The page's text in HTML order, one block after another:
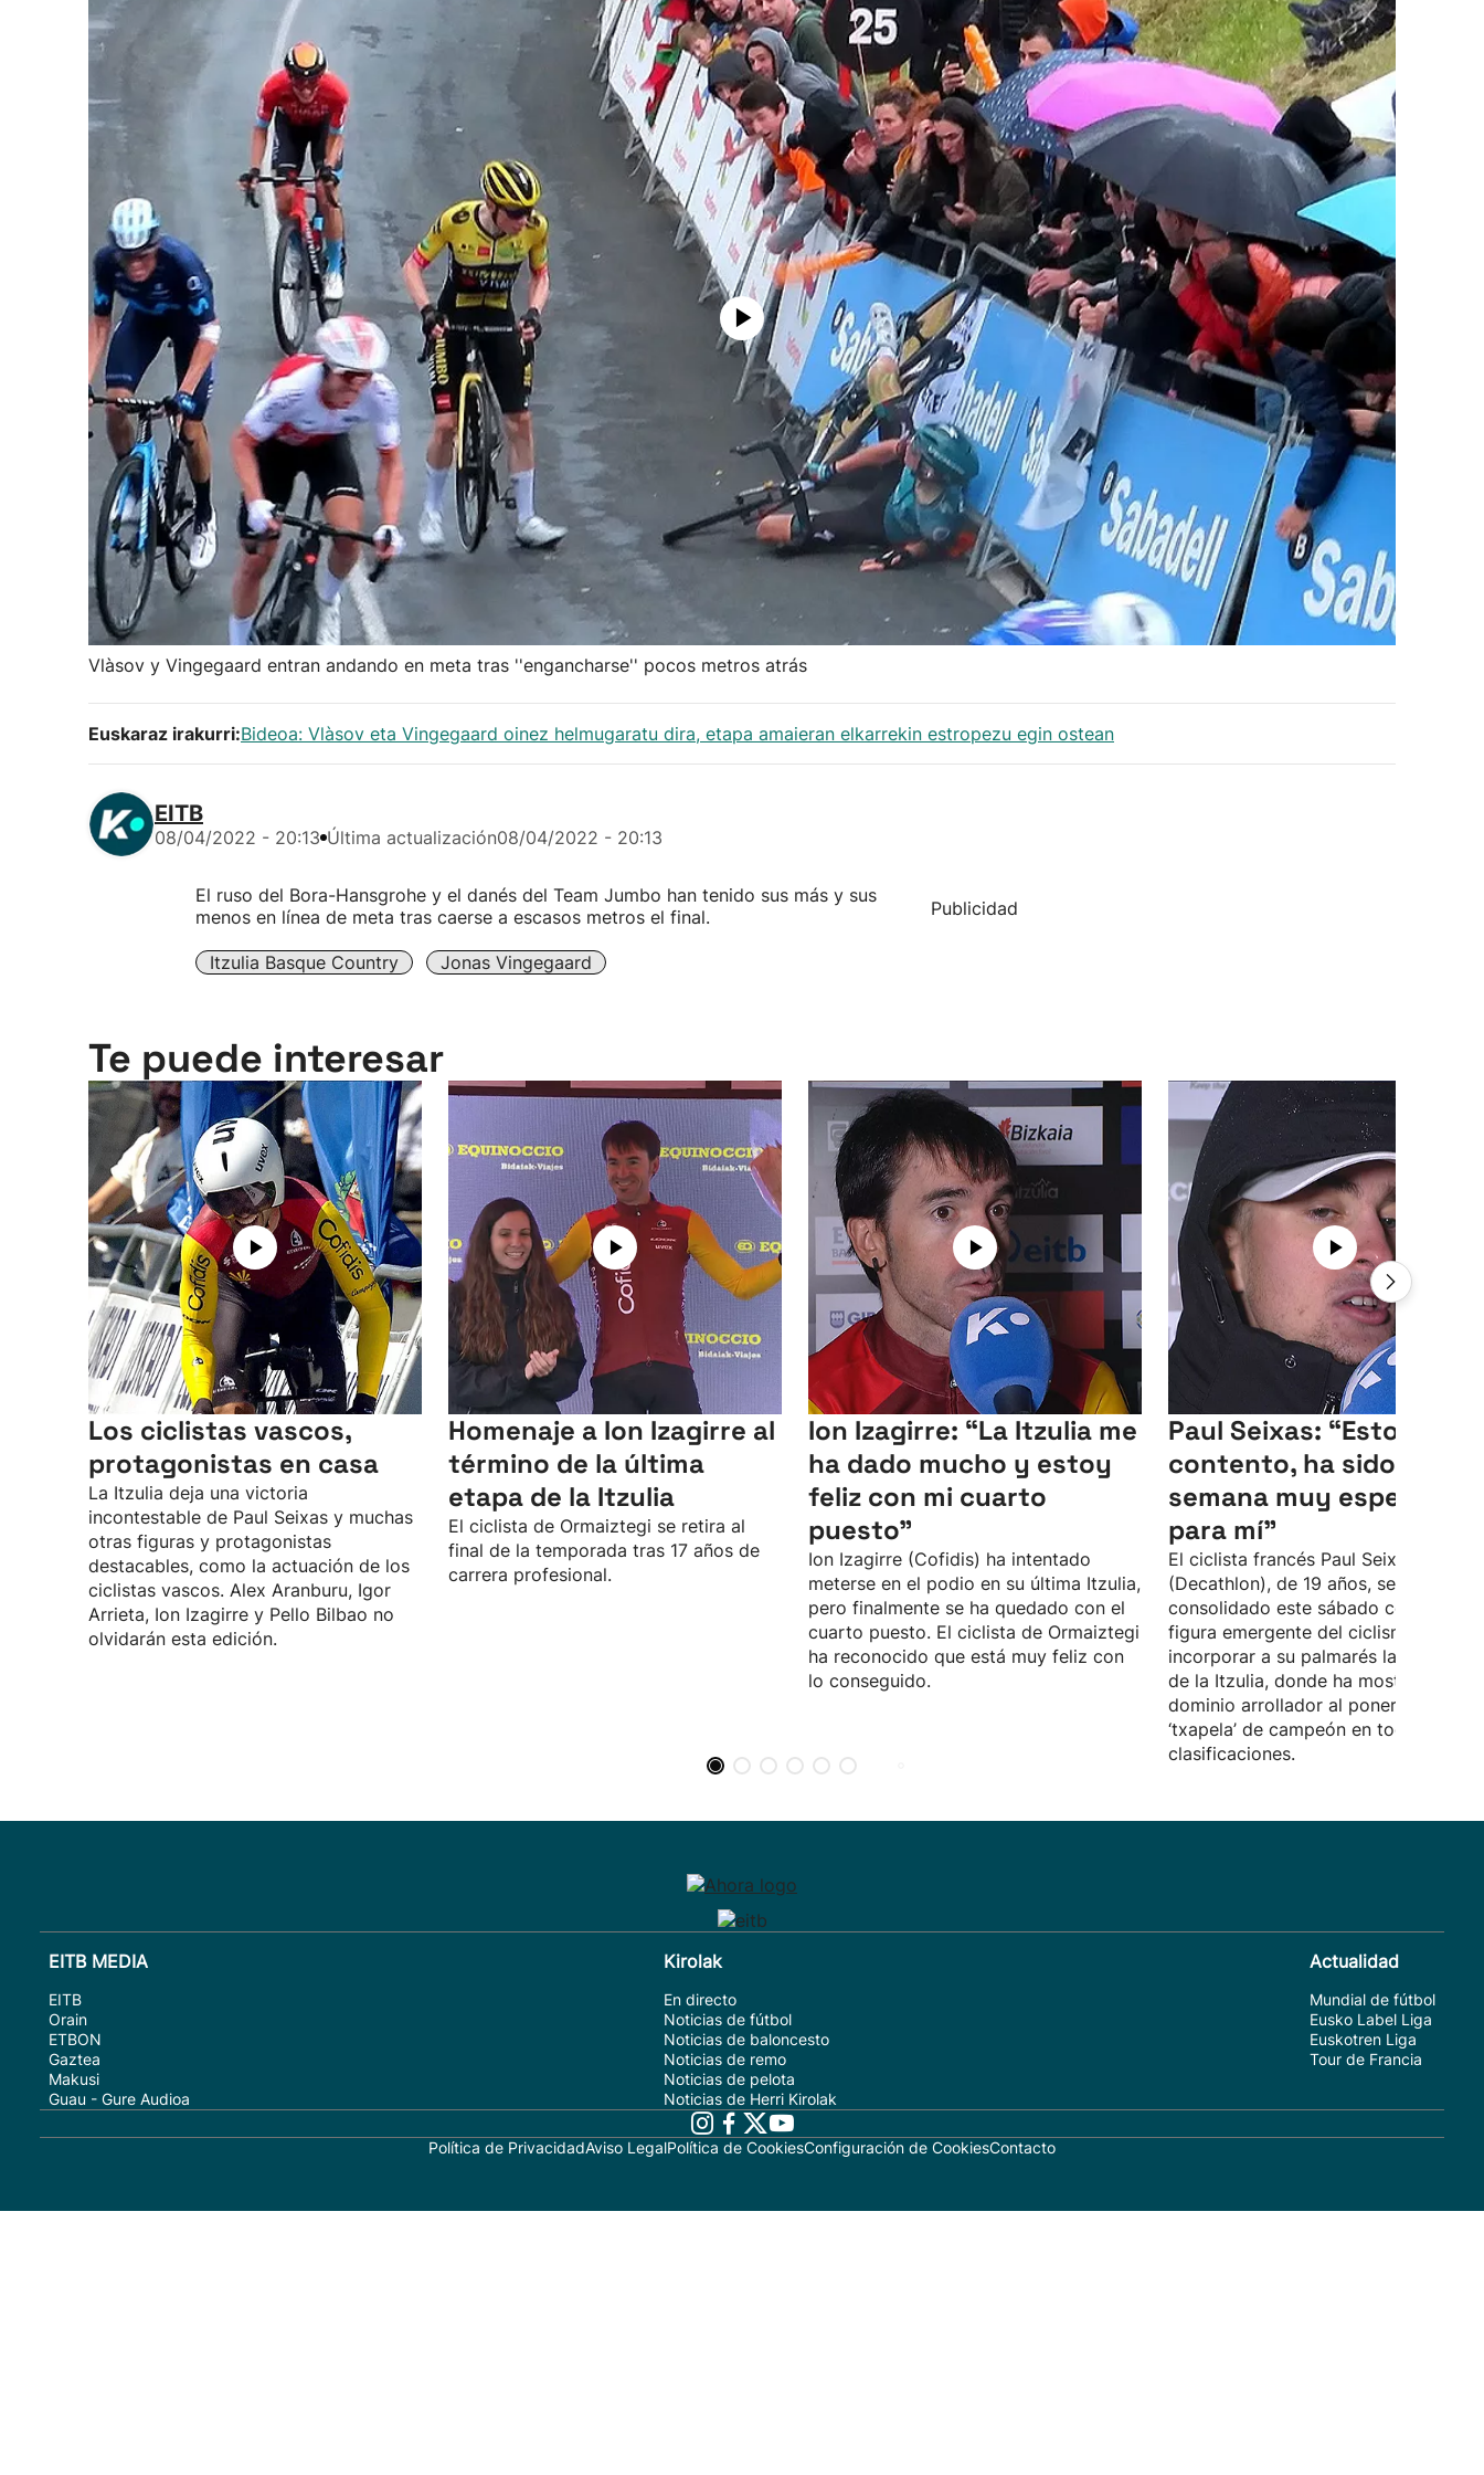
Vlàsov y Vingegaard entran andando en meta tras ''engancharse'' pocos metros atrás
Euskaraz irakurri:Bideoa: Vlàsov eta Vingegaard oinez helmugaratu dira, etapa amaieran elkarrekin estropezu egin ostean
EITB
08/04/2022 - 20:13 Última actualización08/04/2022 - 20:13
El ruso del Bora-Hansgrohe y el danés del Team Jumbo han tenido sus más y sus
menos en línea de meta tras caerse a escasos metros el final.
Itzulia Basque Country Jonas Vingegaard
Publicidad
Te puede interesar
Los ciclistas vascos,
protagonistas en casa
La Itzulia deja una victoria
incontestable de Paul Seixas y muchas
otras figuras y protagonistas
destacables, como la actuación de los
ciclistas vascos. Alex Aranburu, Igor
Arrieta, Ion Izagirre y Pello Bilbao no
olvidarán esta edición.
Homenaje a Ion Izagirre al
término de la última
etapa de la Itzulia
El ciclista de Ormaiztegi se retira al
final de la temporada tras 17 años de
carrera profesional.
Ion Izagirre: “La Itzulia me
ha dado mucho y estoy
feliz con mi cuarto
puesto"
Ion Izagirre (Cofidis) ha intentado
meterse en el podio en su última Itzulia,
pero finalmente se ha quedado con el
cuarto puesto. El ciclista de Ormaiztegi
ha reconocido que está muy feliz con
lo conseguido.
Paul Seixas: “Estoy muy
contento, ha sido una
semana muy especial
para mí"
El ciclista francés Paul Seixas
(Decathlon), de 19 años, se ha
consolidado este sábado como la
figura emergente del ciclismo al
incorporar a su palmarés la 65
de la Itzulia, donde ha mostrado un
dominio arrollador al ponerse la
‘txapela’ de campeón en todas las
clasificaciones.
EITB MEDIA
EITB
Orain
ETBON
Gaztea
Makusi
Guau - Gure Audioa
Kirolak
En directo
Noticias de fútbol
Noticias de baloncesto
Noticias de remo
Noticias de pelota
Noticias de Herri Kirolak
Actualidad
Mundial de fútbol
Eusko Label Liga
Euskotren Liga
Tour de Francia
Política de PrivacidadAviso LegalPolítica de CookiesConfiguración de CookiesContacto